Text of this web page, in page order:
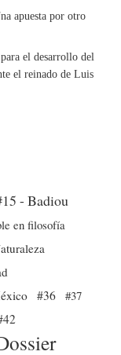
apuesta por otro
el desarrollo del
el reinado de Luis
- Badiou
en filosofía
#36 #37